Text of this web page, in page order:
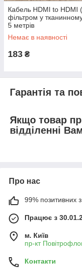
Кабель HDMI to HDMI
фільтром у тканинному
5 метрів
Немає в наявності
183 ₴
Гарантія та
Якщо товар
відділенні
пошкодження,
Якщо при
товар, а
пошкодження,
гарантійним
Про нас
99% позитивних з
Працює з
м. Київ
пр-кт
Контакти